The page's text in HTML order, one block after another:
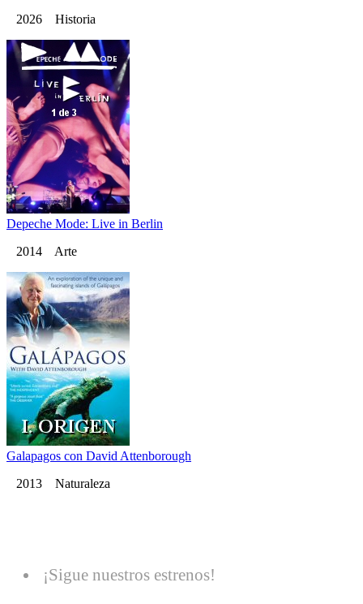
2026 Historia
Depeche Mode: Live in Berlin
2014 Arte
Galapagos con David Attenborough
2013 Naturaleza
¡Sigue nuestros estrenos!